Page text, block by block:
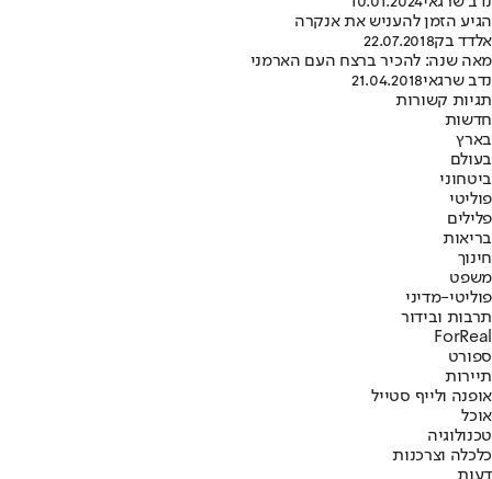
הגיע הזמן להעניש את אנקרה
אלדד בק22.07.2018
מאה שנה: להכיר ברצח העם הארמני
נדב שרגאי21.04.2018
תגיות קשורות
חדשות
בארץ
בעולם
ביטחוני
פוליטי
פלילים
בריאות
חינוך
משפט
פוליטי-מדיני
תרבות ובידור
ForReal
ספורט
תיירות
אופנה ולייף סטייל
אוכל
טכנולוגיה
כלכלה וצרכנות